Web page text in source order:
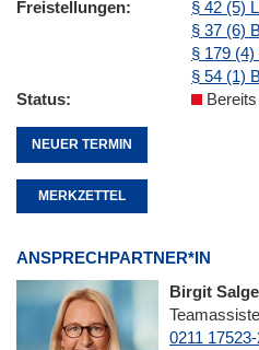
Freistellungen
§ 42 (5)
§ 37 (6)
§ 179
§ 54 (1)
Status
NEUER TERMIN
MERKZETTEL
ANSPRECHPARTNER*IN
Birgit
0211